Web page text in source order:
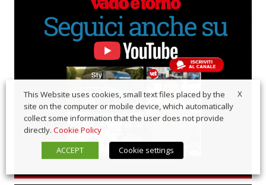
X
This Website uses cookies, small text files placed by the
site on the computer or mobile device, which automatically
collect some information that the user does not provide
directly. Cookie Policy
ACCEPT
Cookie settings